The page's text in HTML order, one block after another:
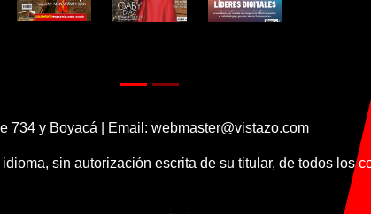
734 y Boyacá | Email: webmaster@vistazo.com
sin autorización escrita de su titular, de todos los